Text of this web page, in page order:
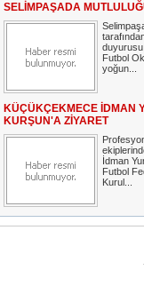
SELİMPAŞADA
duyurusu
Futbol
yoğun...
KÜÇÜKÇEKMECE İDMAN
KURŞUN'A ZİYARET
İdman
Futbol
Kurul...